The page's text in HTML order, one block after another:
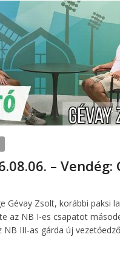
– Vendég:
Gévay Zsolt, korábbi paksi
az NB I-es csapatot
NB III-as gárda új